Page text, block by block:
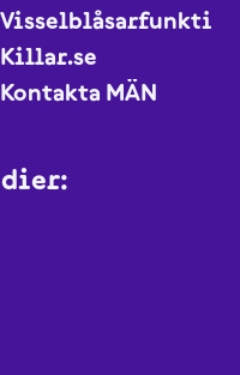
Visselblåsarfunktion
Killar.se
Kontakta MÄN